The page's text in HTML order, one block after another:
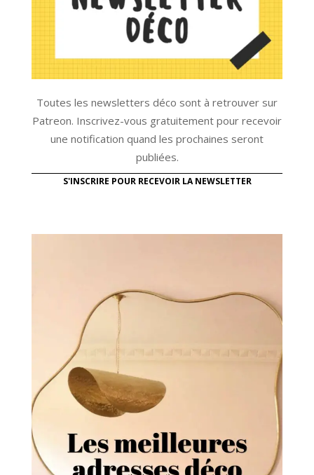
Toutes les newsletters déco sont à retrouver sur
Patreon. Inscrivez-vous gratuitement pour recevoir
une notification quand les prochaines seront
publiées.
S'INSCRIRE POUR RECEVOIR LA NEWSLETTER